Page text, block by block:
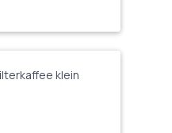
von 0 von 5 Sternen